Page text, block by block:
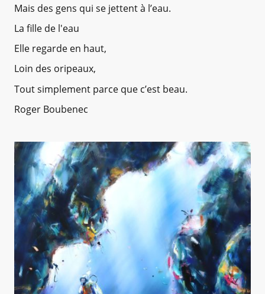
Mais des gens qui se jettent à l’eau.
La fille de l'eau
Elle regarde en haut,
Loin des oripeaux,
Tout simplement parce que c’est beau.
Roger Boubenec